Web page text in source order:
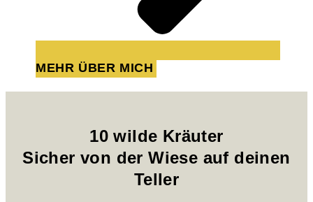
MEHR ÜBER MICH
10 wilde Kräuter
Sicher von der Wiese auf deinen
Teller